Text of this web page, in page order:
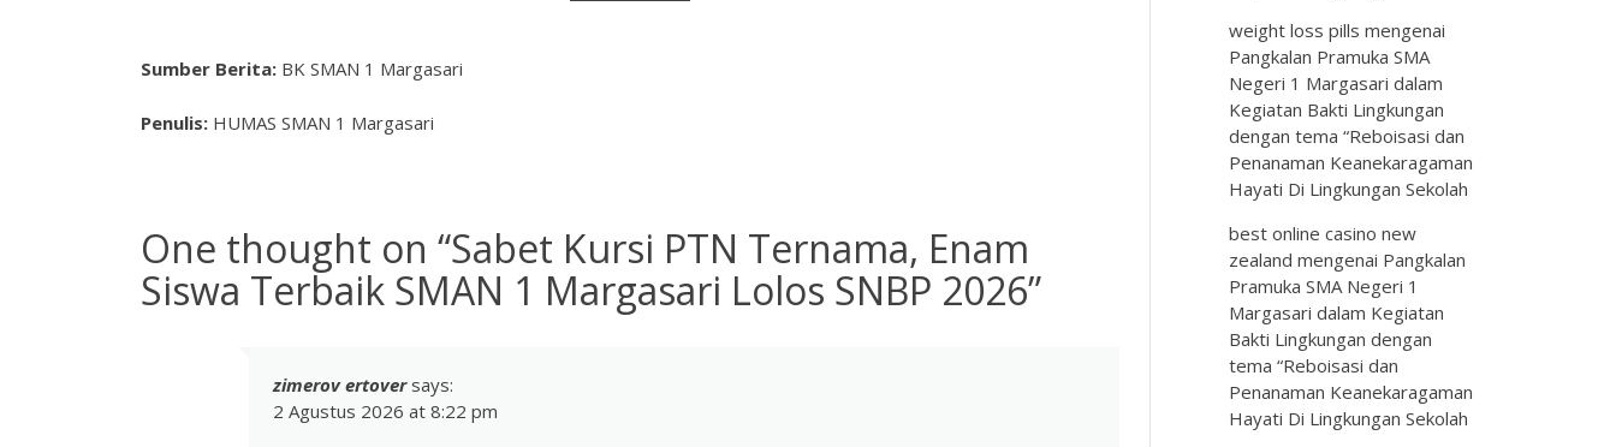
Sumber Berita: BK SMAN 1 Margasari
Penulis: HUMAS SMAN 1 Margasari
One thought on “Sabet Kursi PTN Ternama, Enam
Siswa Terbaik SMAN 1 Margasari Lolos SNBP 2026”
zimerov ertover says:
2 Agustus 2026 at 8:22 pm
weight loss pills mengenai
Pangkalan Pramuka SMA
Negeri 1 Margasari dalam
Kegiatan Bakti Lingkungan
dengan tema “Reboisasi dan
Penanaman Keanekaragaman
Hayati Di Lingkungan Sekolah
best online casino new
zealand mengenai Pangkalan
Pramuka SMA Negeri 1
Margasari dalam Kegiatan
Bakti Lingkungan dengan
tema “Reboisasi dan
Penanaman Keanekaragaman
Hayati Di Lingkungan Sekolah